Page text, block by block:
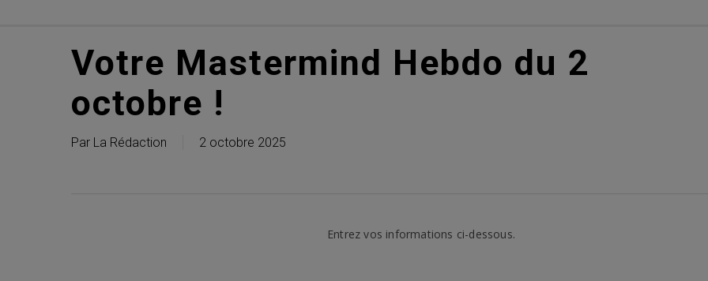
Votre Mastermind Hebdo du 2
octobre !
Par La Rédaction 2 octobre 2025
Entrez vos informations ci-dessous.